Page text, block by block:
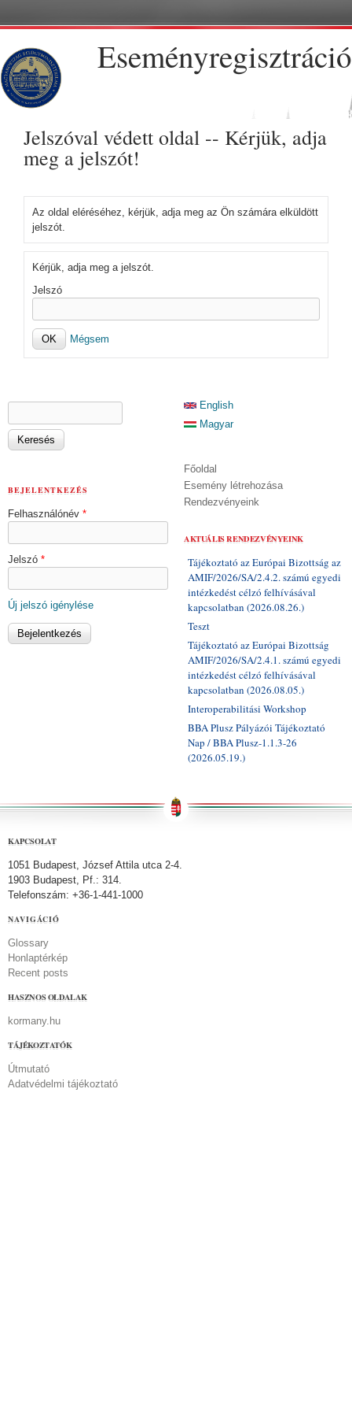
Eseményregisztráció
Jelszóval védett oldal -- Kérjük, adja
meg a jelszót!
Az oldal eléréséhez, kérjük, adja meg az Ön számára elküldött
jelszót.
Kérjük, adja meg a jelszót.
Jelszó
Mégsem
KERESÉS ŰRLAP
BEJELENTKEZÉS
Felhasználónév *
Jelszó *
Új jelszó igénylése
English
Magyar
Főoldal
Esemény létrehozása
Rendezvényeink
AKTUÁLIS RENDEZVÉNYEINK
Tájékoztató az Európai Bizottság az
AMIF/2026/SA/2.4.2. számú egyedi
intézkedést célzó felhívásával
kapcsolatban (2026.08.26.)
Teszt
Tájékoztató az Európai Bizottság
AMIF/2026/SA/2.4.1. számú egyedi
intézkedést célzó felhívásával
kapcsolatban (2026.08.05.)
Interoperabilitási Workshop
BBA Plusz Pályázói Tájékoztató
Nap / BBA Plusz-1.1.3-26
(2026.05.19.)
KAPCSOLAT
1051 Budapest, József Attila utca 2-4.
1903 Budapest, Pf.: 314.
Telefonszám: +36-1-441-1000
NAVIGÁCIÓ
Glossary
Honlaptérkép
Recent posts
HASZNOS OLDALAK
kormany.hu
TÁJÉKOZTATÓK
Útmutató
Adatvédelmi tájékoztató